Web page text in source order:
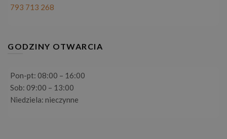
793 713 268
GODZINY OTWARCIA
Pon-pt: 08:00 – 16:00
Sob: 09:00 – 13:00
Niedziela: nieczynne